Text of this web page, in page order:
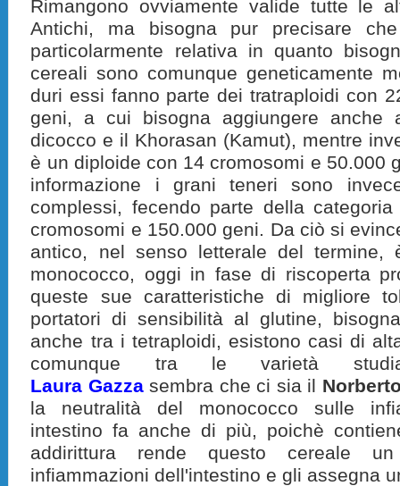
Rimangono ovviamente valide tutte le
Antichi, ma bisogna pur precisare
particolarmente relativa in quanto
cereali sono comunque geneticamente
duri essi fanno parte dei tratraploidi con
geni, a cui bisogna aggiungere anche
dicocco e il Khorasan (Kamut), mentre
è un diploide con 14 cromosomi e 50.000
informazione i grani teneri sono
complessi, fecendo parte della
cromosomi e 150.000 geni. Da ciò si
antico, nel senso letterale del termine,
monococco, oggi in fase di riscoperta
queste sue caratteristiche di migliore
portatori di sensibilità al glutine,
anche tra i tetraploidi, esistono casi di
comunque tra le varietà
Laura Gazzasembra che ci sia il
la neutralità del monococco sulle
intestino fa anche di più, poichè
addirittura rende questo cereale
infiammazioni dell'intestino e gli assegna